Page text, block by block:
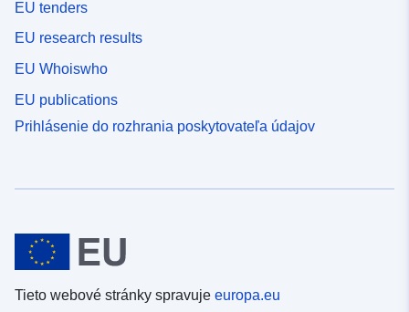
EU tenders
EU research results
EU Whoiswho
EU publications
Prihlásenie do rozhrania poskytovateľa údajov
Tieto webové stránky spravuje europa.eu